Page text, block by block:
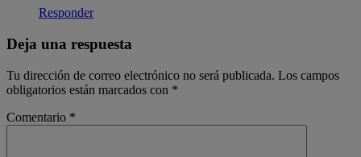
Responder
Deja una respuesta
Tu dirección de correo electrónico no será publicada. Los campos
obligatorios están marcados con *
Comentario *